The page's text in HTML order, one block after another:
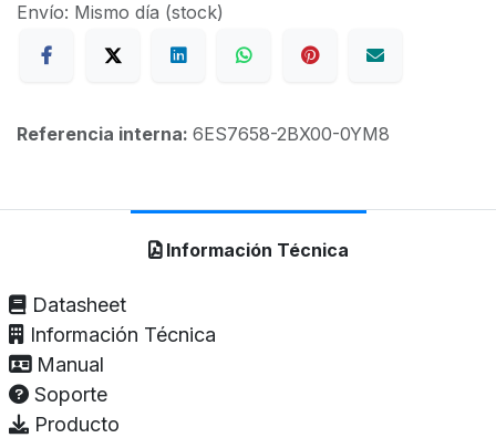
Envío: Mismo día (stock)
Referencia interna: 6ES7658-2BX00-0YM8
Información Técnica
Datasheet
Información Técnica
Manual
Soporte
Producto